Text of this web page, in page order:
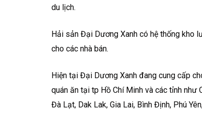
du lịch.
Hải sản Đại Dương Xanh có hệ thống kho
cho các nhà bán.
Hiện tại Đại Dương Xanh đang cung cấp
quán ăn tại tp Hồ Chí Minh và các tỉnh như
Đà Lạt, Dak Lak, Gia Lai, Bình Định, Phú